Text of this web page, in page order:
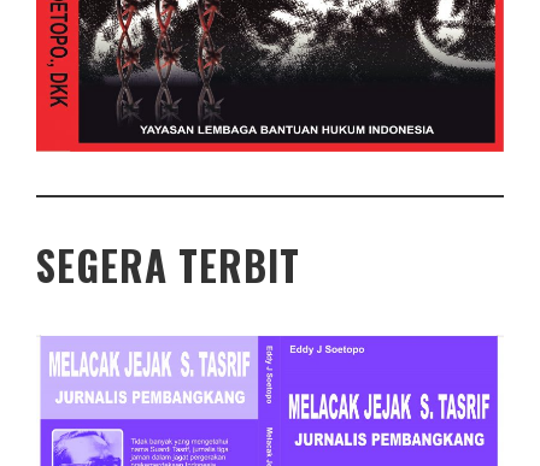
SEGERA TERBIT